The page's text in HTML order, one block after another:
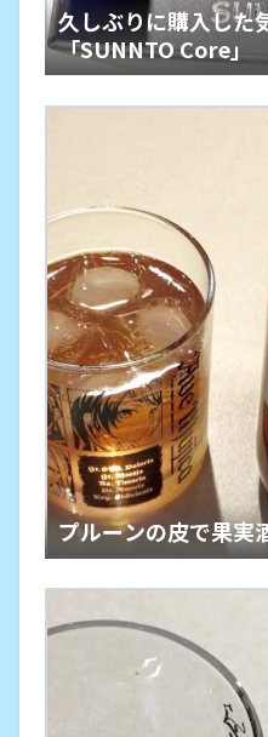
久しぶりに購入した
「SUNNTO Core」
プルーンの皮で果実